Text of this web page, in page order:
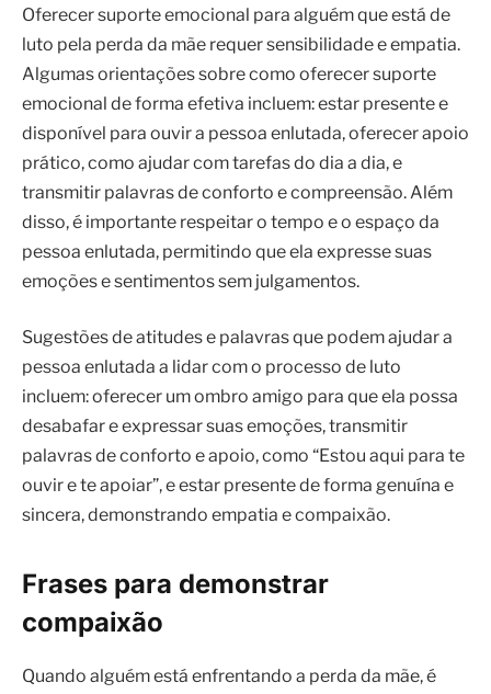
Oferecer suporte emocional para alguém que está de
luto pela perda da mãe requer sensibilidade e empatia.
Algumas orientações sobre como oferecer suporte
emocional de forma efetiva incluem: estar presente e
disponível para ouvir a pessoa enlutada, oferecer apoio
prático, como ajudar com tarefas do dia a dia, e
transmitir palavras de conforto e compreensão. Além
disso, é importante respeitar o tempo e o espaço da
pessoa enlutada, permitindo que ela expresse suas
emoções e sentimentos sem julgamentos.
Sugestões de atitudes e palavras que podem ajudar a
pessoa enlutada a lidar com o processo de luto
incluem: oferecer um ombro amigo para que ela possa
desabafar e expressar suas emoções, transmitir
palavras de conforto e apoio, como “Estou aqui para te
ouvir e te apoiar”, e estar presente de forma genuína e
sincera, demonstrando empatia e compaixão.
Frases para demonstrar
compaixão
Quando alguém está enfrentando a perda da mãe, é